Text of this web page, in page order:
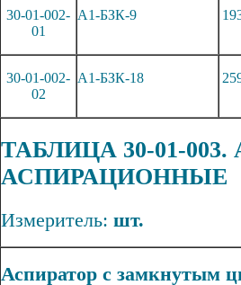
30-01-002-
01
А1-БЗК-9
30-01-002-
02
А1-БЗК-18
ТАБЛИЦА 30-01-
АСПИРАЦИОННЫЕ
Измеритель: шт.
Аспиратор с замкнутым